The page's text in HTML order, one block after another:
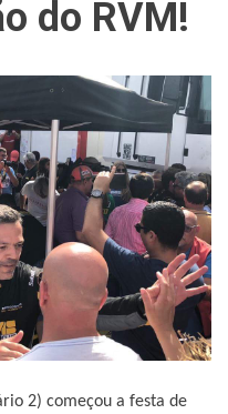
do RVM!
2) começou a festa de